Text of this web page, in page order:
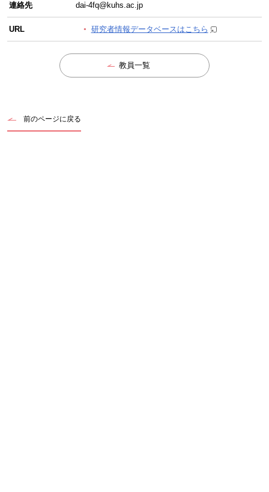
連絡先 dai-4fq@kuhs.ac.jp
URL 研究者情報データベースはこちら
教員一覧
前のページに戻る